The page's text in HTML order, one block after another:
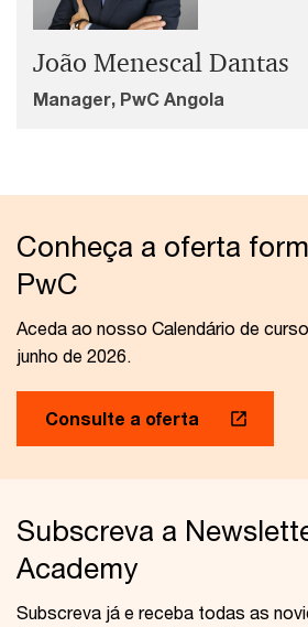
João Menescal Dantas
Manager, PwC Angola
Conheça a oferta
PwC
Aceda ao nosso Calendário de
junho de 2026.
Consulte a oferta
Subscreva a
Academy
Subscreva já e receba todas as